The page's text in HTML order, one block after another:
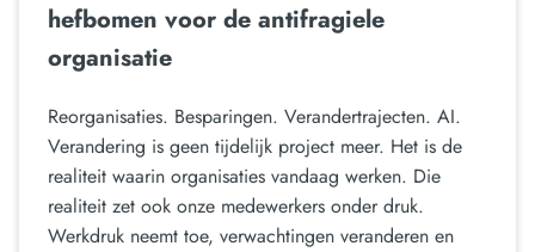
hefbomen voor de antifragiele
organisatie
Reorganisaties. Besparingen. Verandertrajecten. AI.
Verandering is geen tijdelijk project meer. Het is de
realiteit waarin organisaties vandaag werken. Die
realiteit zet ook onze medewerkers onder druk.
Werkdruk neemt toe, verwachtingen veranderen en